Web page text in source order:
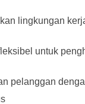
lingkungan
untuk
pelanggan